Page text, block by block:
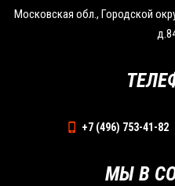
Московская обл., Городской
+7 (496) 753-41-82
МЫ В